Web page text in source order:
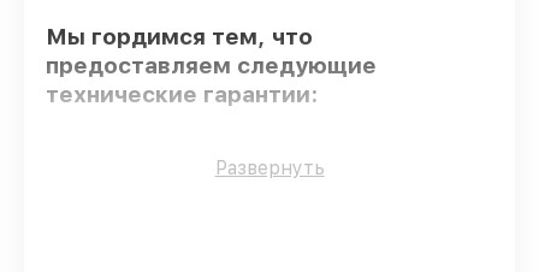
Мы гордимся тем, что
предоставляем следующие
технические гарантии:
Только фирменные комплектующие
Развернуть